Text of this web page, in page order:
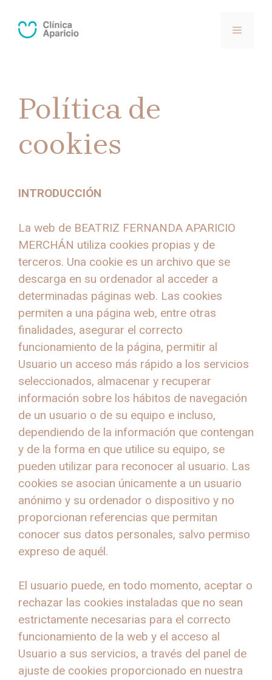
contenido
MENÚ
Política de
cookies
INTRODUCCIÓN
La web de BEATRIZ FERNANDA APARICIO
MERCHÁN utiliza cookies propias y de
terceros. Una cookie es un archivo que se
descarga en su ordenador al acceder a
determinadas páginas web. Las cookies
permiten a una página web, entre otras
finalidades, asegurar el correcto
funcionamiento de la página, permitir al
Usuario un acceso más rápido a los servicios
seleccionados, almacenar y recuperar
información sobre los hábitos de navegación
de un usuario o de su equipo e incluso,
dependiendo de la información que contengan
y de la forma en que utilice su equipo, se
pueden utilizar para reconocer al usuario. Las
cookies se asocian únicamente a un usuario
anónimo y su ordenador o dispositivo y no
proporcionan referencias que permitan
conocer sus datos personales, salvo permiso
expreso de aquél.
El usuario puede, en todo momento, aceptar o
rechazar las cookies instaladas que no sean
estrictamente necesarias para el correcto
funcionamiento de la web y el acceso al
Usuario a sus servicios, a través del panel de
ajuste de cookies proporcionado en nuestra